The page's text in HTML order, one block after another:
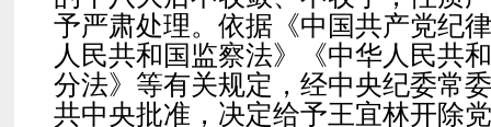
予严肃处理。依据《中国共产党纪
人民共和国监察法》《中华人民共
分法》等有关规定，经中央纪委常
共中央批准，决定给予王宜林开除